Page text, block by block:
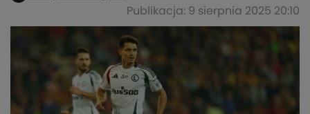
Publikacja: 9 sierpnia 2025 20:10